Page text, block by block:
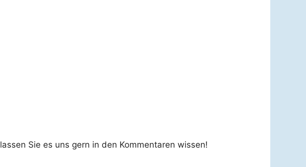
Sie es uns gern in den Kommentaren wissen!